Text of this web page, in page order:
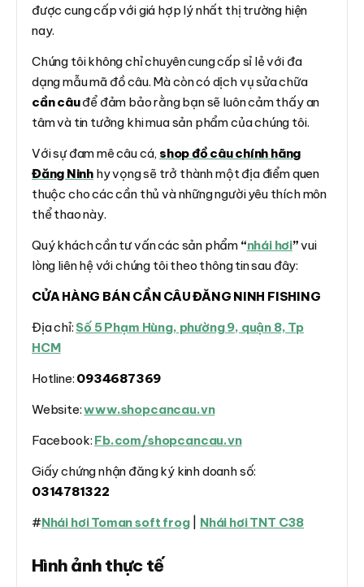
được cung cấp với giá hợp lý nhất thị trường hiện
nay.
Chúng tôi không chỉ chuyên cung cấp sỉ lẻ với đa
dạng mẫu mã đồ câu. Mà còn có dịch vụ sửa chữa
cần câuđể đảm bảo rằng bạn sẽ luôn cảm thấy an
tâm và tin tưởng khi mua sản phẩm của chúng tôi.
Với sự đam mê câu cá, shop đồ câu chính hãng
Đăng Ninhhy vọng sẽ trở thành một địa điểm quen
thuộc cho các cần thủ và những người yêu thích môn
thể thao này.
Quý khách cần tư vấn các sản phẩm “nhái hơi”vui
lòng liên hệ với chúng tôi theo thông tin sau đây:
CỬA HÀNG BÁN CẦN CÂU ĐĂNG NINH FISHING
Địa chỉ: Số 5 Phạm Hùng, phường 9, quận 8, Tp
HCM
Hotline: 0934687369
Website:www.shopcancau.vn
Facebook: Fb.com/shopcancau.vn
Giấy chứng nhận đăng ký kinh doanh số:
0314781322
#Nhái hơi Toman soft frog| Nhái hơi TNT C38
Hình ảnh thực tế